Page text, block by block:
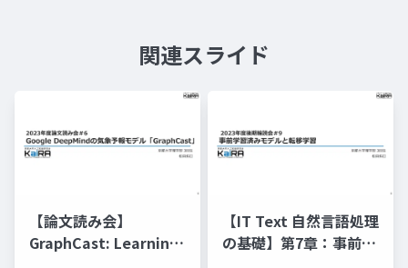
関連スライド
【論文読み会】
GraphCast: Learning
【IT Text 自然言語処理
の基礎】第7章：事前学